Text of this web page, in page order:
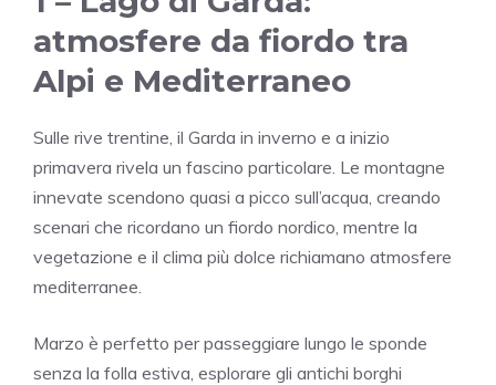
atmosfere da fiordo tra
Alpi e Mediterraneo
Sulle rive trentine, il Garda in inverno e a inizio
primavera rivela un fascino particolare. Le montagne
innevate scendono quasi a picco sull’acqua, creando
scenari che ricordano un fiordo nordico, mentre la
vegetazione e il clima più dolce richiamano atmosfere
mediterranee.
Marzo è perfetto per passeggiare lungo le sponde
senza la folla estiva, esplorare gli antichi borghi